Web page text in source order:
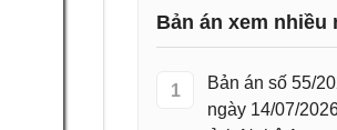
Bản án xem nhiều
1
Bản án số 55/
ngày 14/07/